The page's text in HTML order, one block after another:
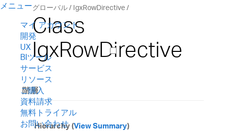
メニュー
マイ アカウント
開発
UX
BIツール
サービス
リソース
ご購入
資料請求
無料トライアル
お問い合わせ
グローバル IgxRowDirective
Class
IgxRowDirective
階層
Hierarchy (View Summary)